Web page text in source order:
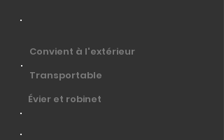
Convient à l'extérieur
Transportable
Évier et robinet